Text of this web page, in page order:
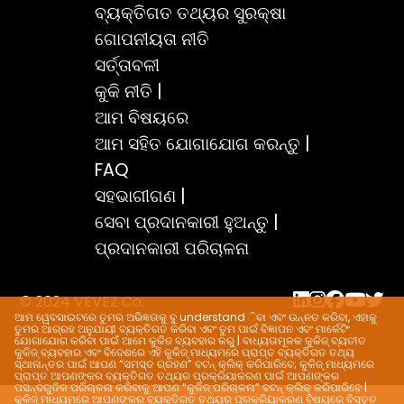
ଆମ ୱେବସାଇଟରେ ତୁମର ଅଭିଜ୍ଞତାକୁ ବୁ understand ିବା ଏବଂ ଉନ୍ନତ କରିବା, ଏହାକୁ
ତୁମର ଆଗ୍ରହ ଅନୁଯାୟୀ ବ୍ୟକ୍ତିଗତ କରିବା ଏବଂ ତୁମ ପାଇଁ ବିଜ୍ଞାପନ ଏବଂ ମାର୍କେଟିଂ
ଯୋଗାଯୋଗ କରିବା ପାଇଁ ଆମେ କୁକିଜ ବ୍ୟବହାର କରୁ | ବାଧ୍ୟତାମୂଳକ କୁକିଜ୍ ବ୍ୟତୀତ
କୁକିଜ୍ ବ୍ୟବହାର ଏବଂ ବିଦେଶରେ ଏହି କୁକିଜ୍ ମାଧ୍ୟମରେ ପ୍ରାପ୍ତ ବ୍ୟକ୍ତିଗତ ତଥ୍ୟ
ସ୍ଥାନାନ୍ତର ପାଇଁ ଆପଣ “ସମସ୍ତ ଗ୍ରହଣ” ବଟନ୍ କ୍ଲିକ୍ କରିପାରିବେ; କୁକିଜ୍ ମାଧ୍ୟମରେ
ପ୍ରାପ୍ତ ଆପଣଙ୍କର ବ୍ୟକ୍ତିଗତ ତଥ୍ୟର ପ୍ରକ୍ରିୟାକରଣ ପାଇଁ ଆପଣଙ୍କର
ପସନ୍ଦଗୁଡିକ ପରିଚାଳନା କରିବାକୁ ଆପଣ “କୁକିଜ୍ ପରିଚାଳନା” ବଟନ୍ କ୍ଲିକ୍ କରିପାରିବେ |
କୁକିଜ୍ ମାଧ୍ୟମରେ ଆପଣଙ୍କର ବ୍ୟକ୍ତିଗତ ତଥ୍ୟର ପ୍ରକ୍ରିୟାକରଣ ବିଷୟରେ ବିସ୍ତୃତ
ବ୍ୟକ୍ତିଗତ ତଥ୍ୟର ସୁରକ୍ଷା
ଗୋପନୀୟତା ନୀତି
ସର୍ତ୍ତାବଳୀ
କୁକି ନୀତି |
ଆମ ବିଷୟରେ
ଆମ ସହିତ ଯୋଗାଯୋଗ କରନ୍ତୁ |
FAQ
ସହଭାଗୀଗଣ |
ସେବା ପ୍ରଦାନକାରୀ ହୁଅନ୍ତୁ |
ପ୍ରଦାନକାରୀ ପରିଚାଳନା
© 2024 VEVEZ Co.